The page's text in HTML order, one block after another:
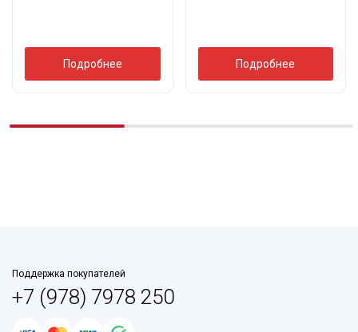
Подробнее Подробнее
Поддержка покупателей
+7 (978) 7978 250